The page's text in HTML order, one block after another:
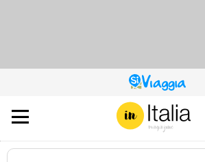
QUESTO
SITO
CONTRIBUISCE
ALL’AUDIENCE
DI